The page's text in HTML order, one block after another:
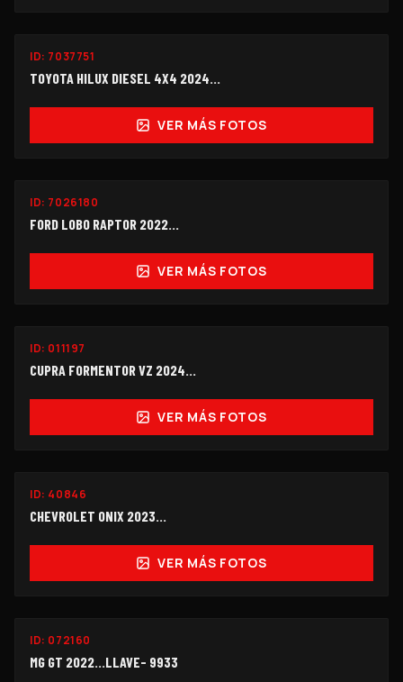
ID: 7037751
TOYOTA HILUX DIESEL 4X4 2024...
VER MÁS FOTOS
ID: 7026180
FORD LOBO RAPTOR 2022...
VER MÁS FOTOS
ID: 011197
CUPRA FORMENTOR VZ 2024...
VER MÁS FOTOS
ID: 40846
CHEVROLET ONIX 2023...
VER MÁS FOTOS
ID: 072160
MG GT 2022...LLAVE- 9933